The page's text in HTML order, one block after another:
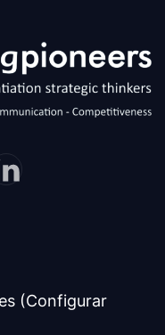
(Configurar